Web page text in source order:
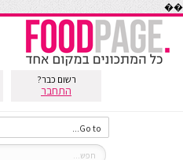
��
רשום כבר?
התחבר